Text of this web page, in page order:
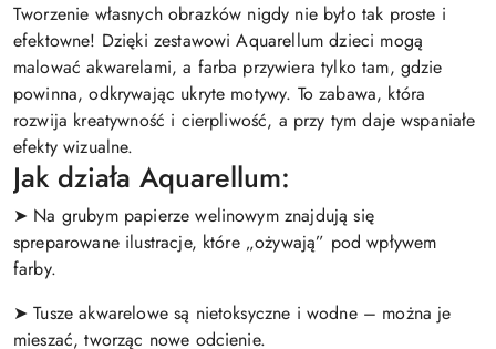
Tworzenie własnych obrazków nigdy nie było tak proste i
efektowne! Dzięki zestawowi Aquarellum dzieci mogą
malować akwarelami, a farba przywiera tylko tam, gdzie
powinna, odkrywając ukryte motywy. To zabawa, która
rozwija kreatywność i cierpliwość, a przy tym daje wspaniałe
efekty wizualne.
Jak działa Aquarellum:
➤ Na grubym papierze welinowym znajdują się
spreparowane ilustracje, które „ożywają” pod wpływem
farby.
➤ Tusze akwarelowe są nietoksyczne i wodne – można je
mieszać, tworząc nowe odcienie.